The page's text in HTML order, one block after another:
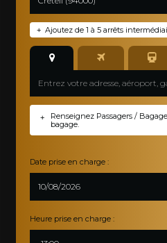
Ajoutez de 1 à 5 arrêts
+
Renseignez Passagers /
bagage.
+
Date prise en charge :
Heure prise en charge :